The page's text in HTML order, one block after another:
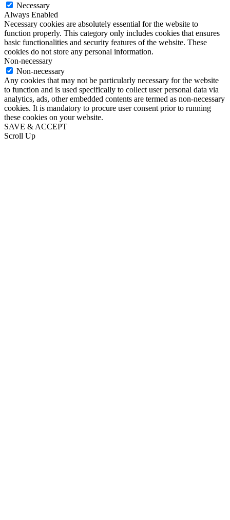
Necessary
Always Enabled
Necessary cookies are absolutely essential for the website to
function properly. This category only includes cookies that ensures
basic functionalities and security features of the website. These
cookies do not store any personal information.
Non-necessary
Non-necessary
Any cookies that may not be particularly necessary for the website
to function and is used specifically to collect user personal data via
analytics, ads, other embedded contents are termed as non-necessary
cookies. It is mandatory to procure user consent prior to running
these cookies on your website.
SAVE & ACCEPT
Scroll Up